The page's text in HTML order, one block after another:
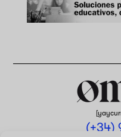
(+34)